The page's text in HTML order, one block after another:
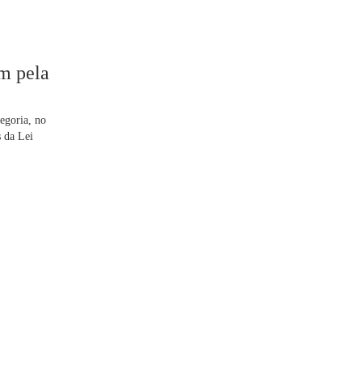
pela
no
da Lei